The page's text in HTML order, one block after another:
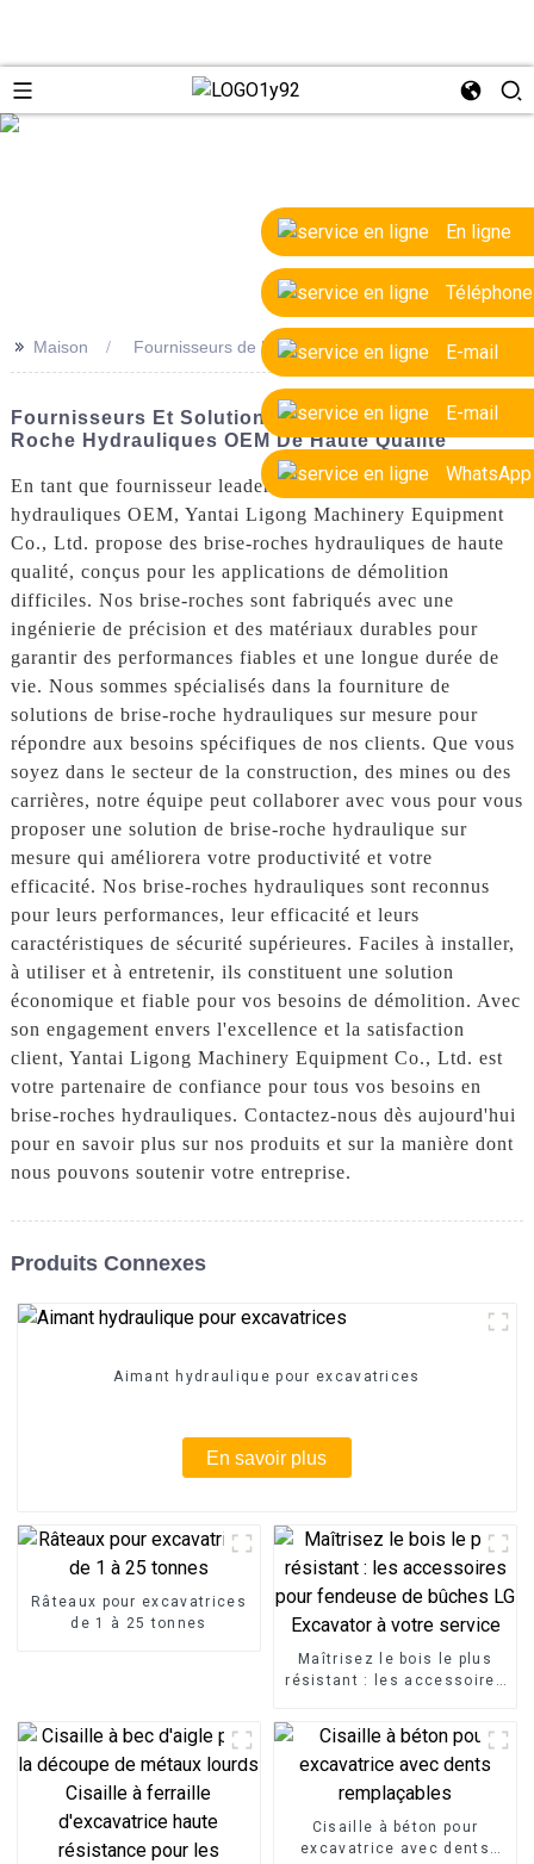
En ligne
Téléphone
E-mail
E-mail
WhatsApp
>> Maison Fournisseurs de brise-roche hydrauliques OEM
Fournisseurs Et Solutions D'usine De Brise-
Roche Hydrauliques OEM De Haute Qualité
En tant que fournisseur leader de brise-roches
hydrauliques OEM, Yantai Ligong Machinery Equipment
Co., Ltd. propose des brise-roches hydrauliques de haute
qualité, conçus pour les applications de démolition
difficiles. Nos brise-roches sont fabriqués avec une
ingénierie de précision et des matériaux durables pour
garantir des performances fiables et une longue durée de
vie. Nous sommes spécialisés dans la fourniture de
solutions de brise-roche hydrauliques sur mesure pour
répondre aux besoins spécifiques de nos clients. Que vous
soyez dans le secteur de la construction, des mines ou des
carrières, notre équipe peut collaborer avec vous pour vous
proposer une solution de brise-roche hydraulique sur
mesure qui améliorera votre productivité et votre
efficacité. Nos brise-roches hydrauliques sont reconnus
pour leurs performances, leur efficacité et leurs
caractéristiques de sécurité supérieures. Faciles à installer,
à utiliser et à entretenir, ils constituent une solution
économique et fiable pour vos besoins de démolition. Avec
son engagement envers l'excellence et la satisfaction
client, Yantai Ligong Machinery Equipment Co., Ltd. est
votre partenaire de confiance pour tous vos besoins en
brise-roches hydrauliques. Contactez-nous dès aujourd'hui
pour en savoir plus sur nos produits et sur la manière dont
nous pouvons soutenir votre entreprise.
Produits Connexes
Aimant hydraulique pour excavatrices
En savoir plus
Râteaux pour excavatrices
de 1 à 25 tonnes
Maîtrisez le bois le plus
résistant : les accessoires
service
Cisaille à béton pour
excavatrice avec dents